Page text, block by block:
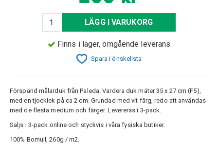
LÄGG I VARUKORG
Finns i lager, omgående leverans
Spara i önskelista
Förspänd målarduk från Paleda. Vardera duk mäter 35 x 27 cm (F5),
med en tjocklek på ca 2 cm. Grundad med vit färg, redo att användas
med de flesta medium och färger. Levereras i 3-pack.
Säljs i 3-pack online och styckvis i våra fysiska butiker.
100% Bomull, 260g / m2.